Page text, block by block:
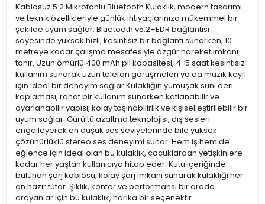
Kablosuz 5.2 Mikrofonlu Bluetooth Kulaklık, modern tasarımı
ve teknik özellikleriyle günlük ihtiyaçlarınıza mükemmel bir
şekilde uyum sağlar. Bluetooth v5.2+EDR bağlantısı
sayesinde yüksek hızlı, kesintisiz bir bağlantı sunarken, 10
metreye kadar çalışma mesafesiyle özgür hareket imkanı
tanır. Uzun ömürlü 400 mAh pil kapasitesi, 4-5 saat kesintisiz
kullanım sunarak uzun telefon görüşmeleri ya da müzik keyfi
için ideal bir deneyim sağlar.Kulaklığın yumuşak suni deri
kaplaması, rahat bir kullanım sunarken katlanabilir ve
ayarlanabilir yapısı, kolay taşınabilirlik ve kişiselleştirilebilir bir
uyum sağlar. Gürültü azaltma teknolojisi, dış sesleri
engelleyerek en düşük ses seviyelerinde bile yüksek
çözünürlüklü stereo ses deneyimi sunar. Hem iş hem de
eğlence için ideal olan bu kulaklık, çocuklardan yetişkinlere
kadar her yaştan kullanıcıya hitap eder. Kutu içeriğinde
bulunan şarj kablosu, kolay şarj imkanı sunarak kulaklığı her
an hazır tutar. Şıklık, konfor ve performansı bir arada
arayanlar için bu kulaklık, harika bir seçenektir.